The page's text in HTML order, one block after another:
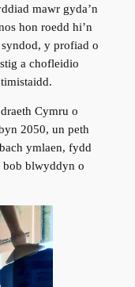
mawr gyda’n
hon roedd hi’n
y profiad o
a chofleidio
Cymru o
2050, un peth
ymlaen, fydd
bob blwyddyn o